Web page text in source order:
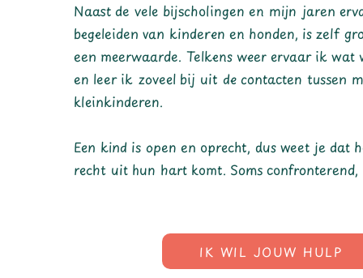
Naast de vele bijscholingen en mijn jaren
begeleiden van kinderen en honden, is zelf
een meerwaarde. Telkens weer ervaar ik
en leer ik zoveel bij uit de contacten tussen
kleinkinderen.
Een kind is open en oprecht, dus weet je dat
recht uit hun hart komt. Soms
IK WIL JOUW HULP